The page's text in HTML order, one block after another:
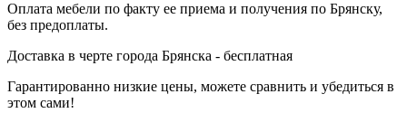
Оплата мебели по факту ее приема и получения по Брянску,
без предоплаты.
Доставка в черте города Брянска - бесплатная
Гарантированно низкие цены, можете сравнить и убедиться в
этом сами!